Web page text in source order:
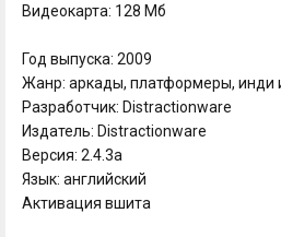
Видеокарта: 128 Мб
Год выпуска: 2009
Жанр: аркады, платформеры, инди
Разработчик: Distractionware
Издатель: Distractionware
Версия: 2.4.3a
Язык: английский
Активация вшита